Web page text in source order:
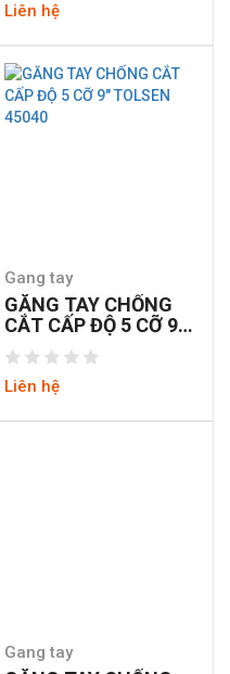
Liên hệ
Gang tay
GĂNG TAY CHỐNG
CẮT CẤP ĐỘ 5 CỠ 9″
TOLSEN 45040
Liên hệ
Gang tay